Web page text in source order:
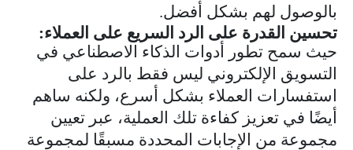
بالوصول لهم بشكل أفضل.
تحسين القدرة على الرد السريع على العملاء:
حيث سمح تطور أدوات الذكاء الاصطناعي في
التسويق الإلكتروني ليس فقط بالرد على
استفسارات العملاء بشكل أسرع، ولكنه ساهم
أيضًا في تعزيز كفاءة تلك العملية، عبر تعيين
مجموعة من الإجابات المحددة مسبقًا لمجموعة